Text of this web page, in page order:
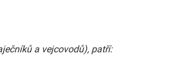
a vejcovodů), patří: